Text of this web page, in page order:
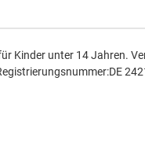
Kinder unter 14 Jahren.